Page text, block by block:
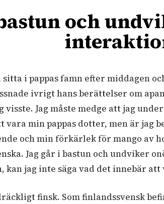
och
i pappas famn efter middagen
ivrigt hans berättelser om
visste. Jag måste medge att jag
vara min pappas dotter, men är
och min förkärlek för mango av
Jag går i bastun och undviker
jag inte säga vad det innebär att
finsk. Som finlandssvensk